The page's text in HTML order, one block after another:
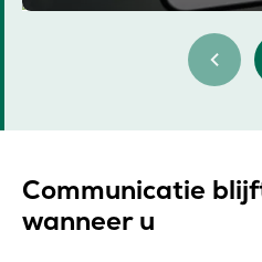
Communicatie
wanneer u